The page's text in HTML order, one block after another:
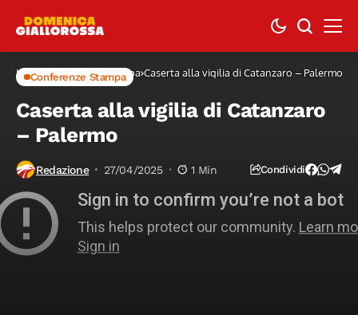
Home Conferenze Stampa Caserta alla vigilia di Catanzaro – Palermo
Conferenze Stampa
Caserta alla vigilia di Catanzaro
– Palermo
Redazione 27/04/2025 1 Min Condividi